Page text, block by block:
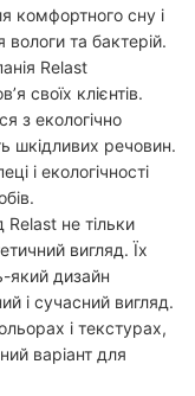
комфортного сну і
та бактерій.
Relast
своїх клієнтів.
з екологічно
шкідливих речовин.
і екологічності
Relast не тільки
вигляд. Їх
який дизайн
і сучасний вигляд.
і текстурах,
варіант для